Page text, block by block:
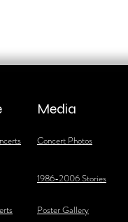
Media
Concert Photos
1986-2006 Stories
Poster Gallery